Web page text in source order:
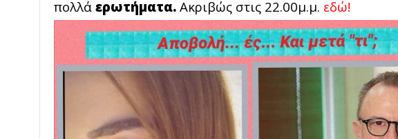
πολλά ερωτήματα. Ακριβώς στις 22.00μ.μ. εδώ!